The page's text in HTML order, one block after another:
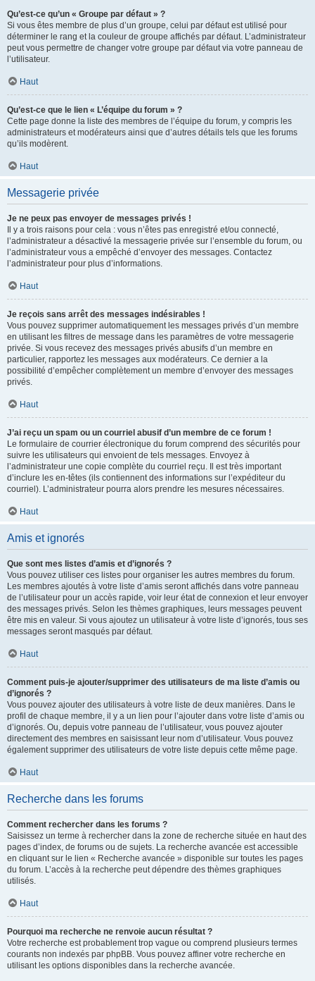
Qu’est-ce qu’un « Groupe par défaut » ?
Si vous êtes membre de plus d’un groupe, celui par défaut est utilisé pour
déterminer le rang et la couleur de groupe affichés par défaut. L’administrateur
peut vous permettre de changer votre groupe par défaut via votre panneau de
l’utilisateur.
Haut
Qu’est-ce que le lien « L’équipe du forum » ?
Cette page donne la liste des membres de l’équipe du forum, y compris les
administrateurs et modérateurs ainsi que d’autres détails tels que les forums
qu’ils modèrent.
Haut
Messagerie privée
Je ne peux pas envoyer de messages privés !
Il y a trois raisons pour cela : vous n’êtes pas enregistré et/ou connecté,
l’administrateur a désactivé la messagerie privée sur l’ensemble du forum, ou
l’administrateur vous a empêché d’envoyer des messages. Contactez
l’administrateur pour plus d’informations.
Haut
Je reçois sans arrêt des messages indésirables !
Vous pouvez supprimer automatiquement les messages privés d’un membre
en utilisant les filtres de message dans les paramètres de votre messagerie
privée. Si vous recevez des messages privés abusifs d’un membre en
particulier, rapportez les messages aux modérateurs. Ce dernier a la
possibilité d’empêcher complètement un membre d’envoyer des messages
privés.
Haut
J’ai reçu un spam ou un courriel abusif d’un membre de ce forum !
Le formulaire de courrier électronique du forum comprend des sécurités pour
suivre les utilisateurs qui envoient de tels messages. Envoyez à
l’administrateur une copie complète du courriel reçu. Il est très important
d’inclure les en-têtes (ils contiennent des informations sur l’expéditeur du
courriel). L’administrateur pourra alors prendre les mesures nécessaires.
Haut
Amis et ignorés
Que sont mes listes d’amis et d’ignorés ?
Vous pouvez utiliser ces listes pour organiser les autres membres du forum.
Les membres ajoutés à votre liste d’amis seront affichés dans votre panneau
de l’utilisateur pour un accès rapide, voir leur état de connexion et leur envoyer
des messages privés. Selon les thèmes graphiques, leurs messages peuvent
être mis en valeur. Si vous ajoutez un utilisateur à votre liste d’ignorés, tous ses
messages seront masqués par défaut.
Haut
Comment puis-je ajouter/supprimer des utilisateurs de ma liste d’amis ou
d’ignorés ?
Vous pouvez ajouter des utilisateurs à votre liste de deux manières. Dans le
profil de chaque membre, il y a un lien pour l’ajouter dans votre liste d’amis ou
d’ignorés. Ou, depuis votre panneau de l’utilisateur, vous pouvez ajouter
directement des membres en saisissant leur nom d’utilisateur. Vous pouvez
également supprimer des utilisateurs de votre liste depuis cette même page.
Haut
Recherche dans les forums
Comment rechercher dans les forums ?
Saisissez un terme à rechercher dans la zone de recherche située en haut des
pages d’index, de forums ou de sujets. La recherche avancée est accessible
en cliquant sur le lien « Recherche avancée » disponible sur toutes les pages
du forum. L’accès à la recherche peut dépendre des thèmes graphiques
utilisés.
Haut
Pourquoi ma recherche ne renvoie aucun résultat ?
Votre recherche est probablement trop vague ou comprend plusieurs termes
courants non indexés par phpBB. Vous pouvez affiner votre recherche en
utilisant les options disponibles dans la recherche avancée.